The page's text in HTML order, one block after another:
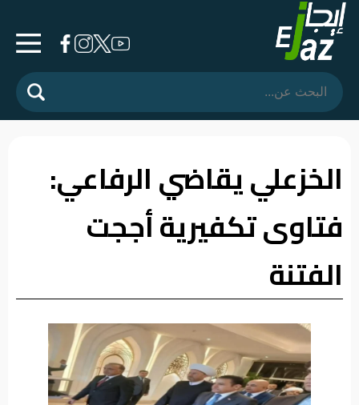
الرئيسية
المشهد
فرشة
الأسواق
وموقف
الفيديوهات
الخزعلي يقاضي الرفاعي:
فتاوى تكفيرية أججت
الفتنة